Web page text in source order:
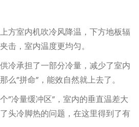
方室内机吹冷风降温，下方地板辐
击，室内温度更均匀。
冷承担了一部分冷量，减少了室内
么”拼命”，能效自然就上去了。
”冷量缓冲区”，室内的垂直温差大
头冷脚热的问题，在这里得到了有